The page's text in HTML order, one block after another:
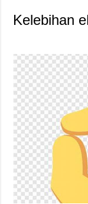
Kelebihan